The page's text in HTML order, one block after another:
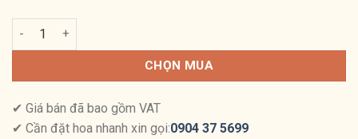
Bông Hoa Hạnh Phúc số lượng
CHỌN MUA
✔ Giá bán đã bao gồm VAT
✔ Cần đặt hoa nhanh xin gọi:0904 37 5699